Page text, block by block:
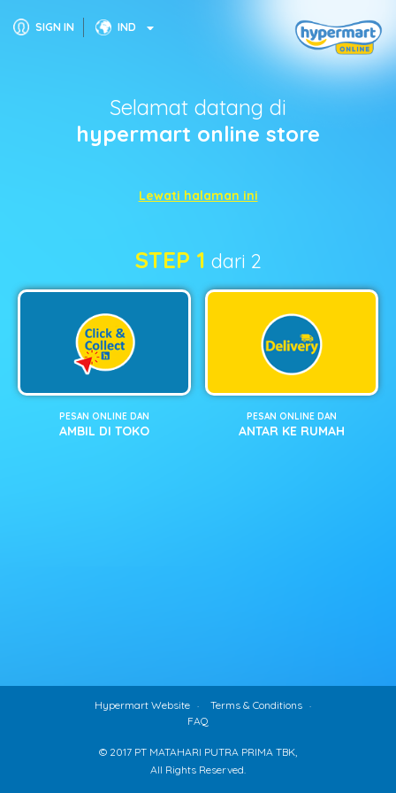
SIGN IN IND
Selamat datang di
hypermart online store
Lewati halaman ini
STEP 1 dari 2
PESAN ONLINE DAN
AMBIL DI TOKO
PESAN ONLINE DAN
ANTAR KE RUMAH
Hypermart Website
Terms & Conditions
FAQ
© 2017 PT MATAHARI PUTRA PRIMA TBK,
All Rights Reserved.